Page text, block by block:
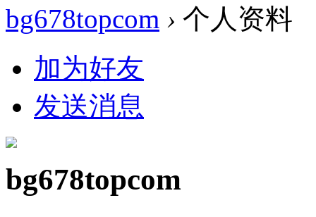
bg678topcom › 个人资料
加为好友
发送消息
bg678topcom